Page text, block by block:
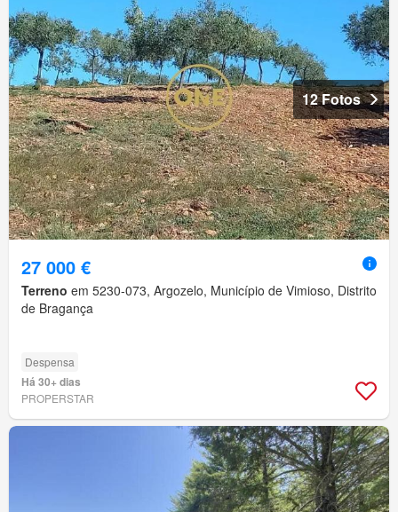
12 Fotos
27 000 €
Terreno em 5230-073, Argozelo, Município de Vimioso, Distrito
de Bragança
Despensa
Há 30+ dias
PROPERSTAR